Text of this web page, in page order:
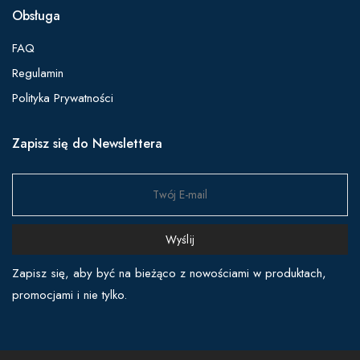
Obsługa
FAQ
Regulamin
Polityka Prywatności
Zapisz się do Newslettera
Wyślij
Zapisz się, aby być na bieżąco z nowościami w produktach,
promocjami i nie tylko.